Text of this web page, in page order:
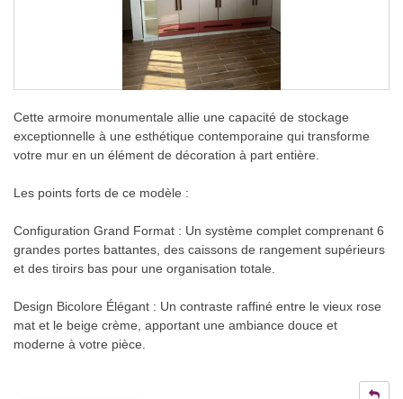
Cette armoire monumentale allie une capacité de stockage
exceptionnelle à une esthétique contemporaine qui transforme
votre mur en un élément de décoration à part entière.
Les points forts de ce modèle :
Configuration Grand Format : Un système complet comprenant 6
grandes portes battantes, des caissons de rangement supérieurs
et des tiroirs bas pour une organisation totale.
Design Bicolore Élégant : Un contraste raffiné entre le vieux rose
mat et le beige crème, apportant une ambiance douce et
moderne à votre pièce.